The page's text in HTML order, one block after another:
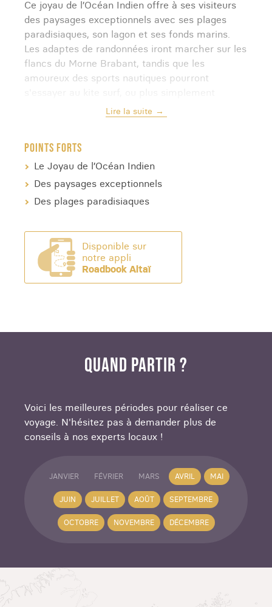
Ce joyau de l’Océan Indien offre à ses visiteurs
des paysages exceptionnels avec ses plages
paradisiaques, son lagon et ses fonds marins.
Les adaptes de randonnées iront marcher sur les
flancs du Morne Brabant, tandis que les
amoureux des sports nautiques pourront
passer des heures sous l'eau à observer les
Unvoyage combiné Réunion - île Maurice
parfaite pour une immersion au cœur de l'Océan
Indien.
Lire la suite
POINTS FORTS
Le Joyau de l’Océan Indien
Des paysages exceptionnels
Des plages paradisiaques
Disponible sur
notre appli
Roadbook Altaï
QUAND PARTIR ?
Voici les meilleures périodes pour réaliser ce
voyage. N'hésitez pas à demander plus de
conseils à nos experts locaux !
JANVIER FÉVRIER MARS AVRIL MAI
JUIN JUILLET AOÛT SEPTEMBRE
OCTOBRE NOVEMBRE DÉCEMBRE